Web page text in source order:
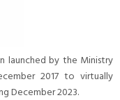
launched by the Ministry
2017 to virtually
December 2023.